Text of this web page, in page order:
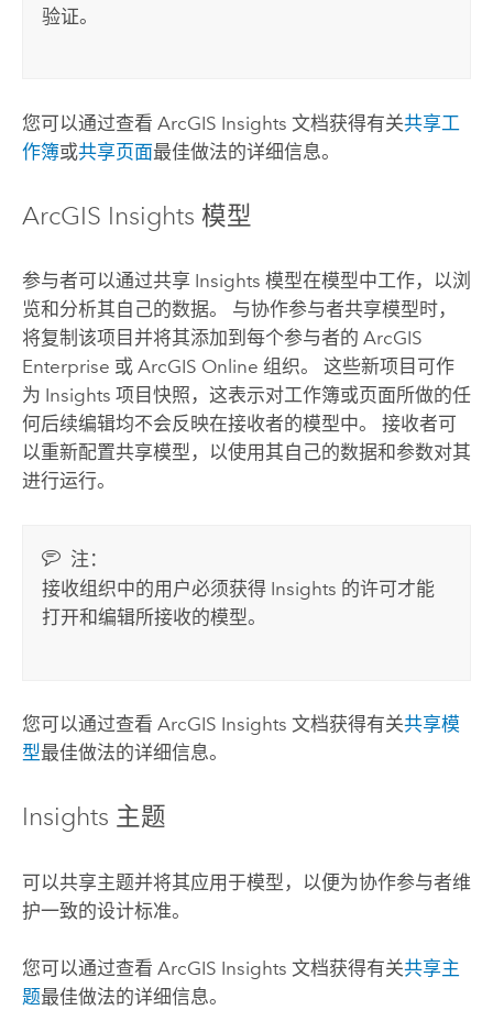
验证。
您可以通过查看 ArcGIS Insights 文档获得有关共享工
作簿或共享页面最佳做法的详细信息。
ArcGIS Insights 模型
参与者可以通过共享 Insights 模型在模型中工作，以浏
览和分析其自己的数据。 与协作参与者共享模型时，
将复制该项目并将其添加到每个参与者的 ArcGIS
Enterprise 或 ArcGIS Online 组织。 这些新项目可作
为 Insights 项目快照，这表示对工作簿或页面所做的任
何后续编辑均不会反映在接收者的模型中。 接收者可
以重新配置共享模型，以使用其自己的数据和参数对其
进行运行。
注：
接收组织中的用户必须获得 Insights 的许可才能
打开和编辑所接收的模型。
您可以通过查看 ArcGIS Insights 文档获得有关共享模
型最佳做法的详细信息。
Insights 主题
可以共享主题并将其应用于模型，以便为协作参与者维
护一致的设计标准。
您可以通过查看 ArcGIS Insights 文档获得有关共享主
题最佳做法的详细信息。